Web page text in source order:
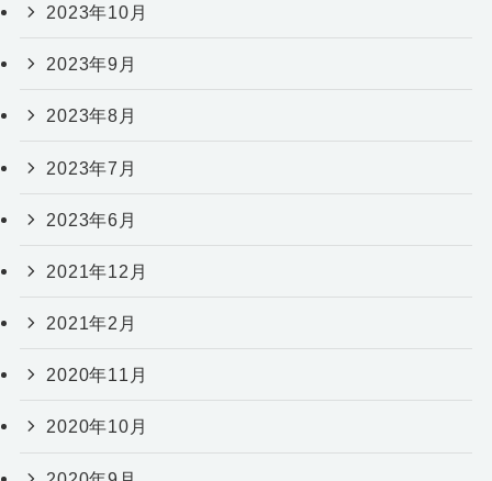
2023年10月
2023年9月
2023年8月
2023年7月
2023年6月
2021年12月
2021年2月
2020年11月
2020年10月